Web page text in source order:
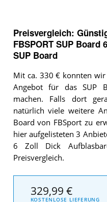
Preisvergleich:
FBSPORT SUP
SUP Board
Mit ca. 330 € konnten
Angebot für das SUP
machen. Falls dort
natürlich viele weitere
Board von FBSport zu
hier aufgelisteten 3
6 Zoll Dick
Preisvergleich.
329,99 €
KOSTENLOSE LIEFERUNG